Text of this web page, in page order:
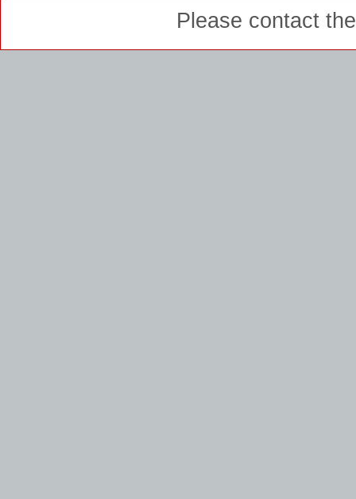
Please contact